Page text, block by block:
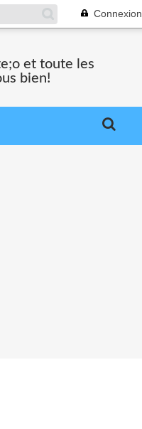
Connexion
et toute les
bien!